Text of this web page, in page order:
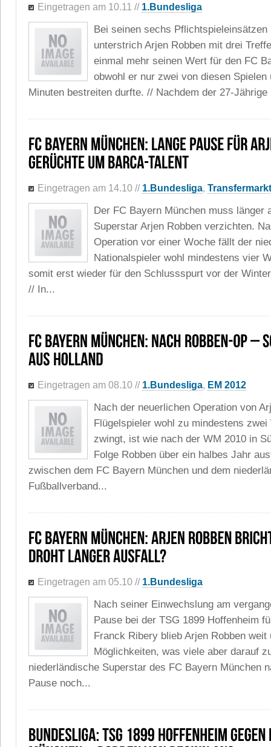
Eingetragen am 10.11 // 1.Bundesliga
Bei seinen sechs Pflichtspieleinsätzen
unterstrich Arjen Robben mit drei
einmal mehr seinen Wert für den FC
obwohl er nur zwei von diesen Spielen
Minuten bestreiten durfte. // Nachdem der 27-
Eingetragen am 14.10 // 1.Bundesliga, Transfermarkt
Der FC Bayern München muss länger
Superstar Arjen Robben verzichten.
Operation vor einer Woche fällt der
Nationalspieler wohl mindestens vier
somit erst wieder für den Schlussspurt vor der
// In...
Eingetragen am 08.10 // 1.Bundesliga, EM 2012
Nach der neuerlichen Operation von
Flügelspieler wohl zu mindestens zwei
zwingt, ist wie nach der WM 2010 in
Folge Robben über ein halbes Jahr
zwischen dem FC Bayern München und dem
Fußballverband...
Eingetragen am 05.10 // 1.Bundesliga
Nach seiner Einwechslung am
Pause bei der TSG 1899 Hoffenheim
Franck Ribery blieb Arjen Robben weit
Möglichkeiten, was viele aber darauf
niederländische Superstar des FC Bayern München
Pause noch...